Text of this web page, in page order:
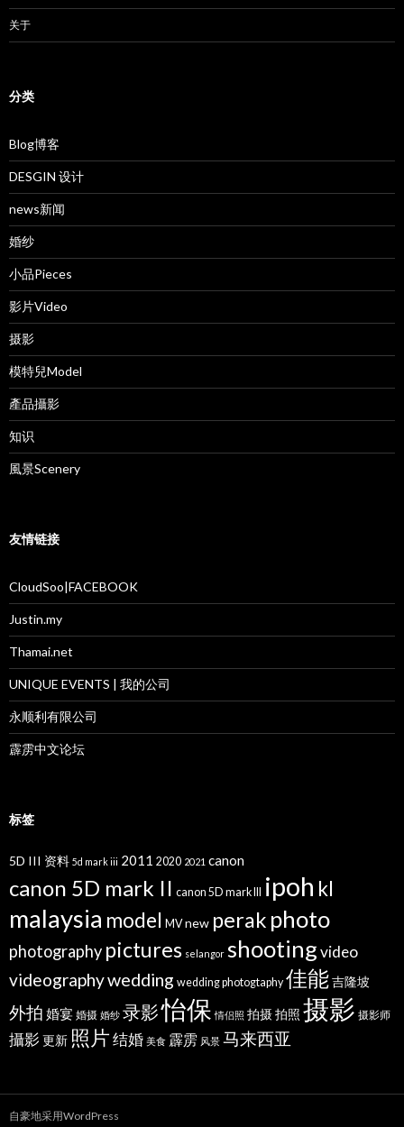
关于
分类
Blog博客
DESGIN 设计
news新闻
婚纱
小品Pieces
影片Video
摄影
模特兒Model
產品攝影
知识
風景Scenery
友情链接
CloudSoo|FACEBOOK
Justin.my
Thamai.net
UNIQUE EVENTS | 我的公司
永顺利有限公司
霹雳中文论坛
标签
5D III 资料 5d mark iii 2011 2020 2021 canon
canon 5D mark II canon 5D mark III ipoh kl
malaysia model MV new perak photo
photography pictures selangor shootingvideo
videographywedding wedding photogtaphy 佳能吉隆坡
外拍 婚宴 婚摄 婚纱 录影怡保 情侣照 拍摄拍照 摄影 摄影师
攝影 更新 照片结婚 美食 霹雳 风景 马来西亚
自豪地采用WordPress